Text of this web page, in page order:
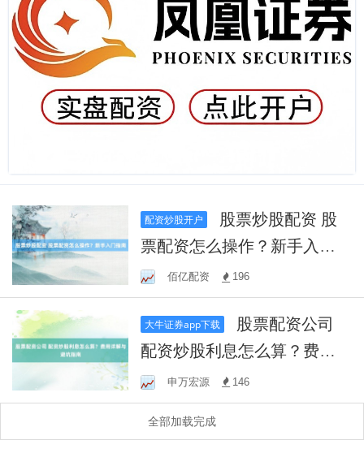
配资炒股开户
票配资怎么操作？新手入门
指南佰亿配资 196
大牛证券app下载
配资炒股利息怎么算？费用
详解与避坑指南
申万宏源 146
全部加载完成